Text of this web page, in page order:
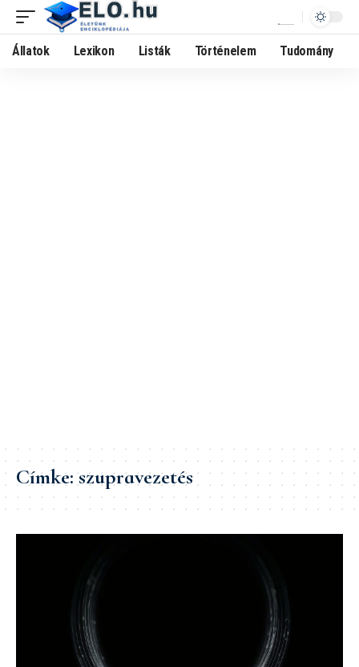
Állatok Lexikon Listák Történelem Tudomány
Címke:szupravezetés